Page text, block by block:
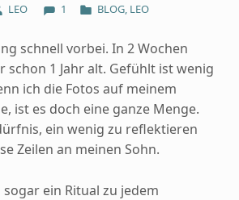
LEO 1 BLOG, LEO
schnell vorbei. In 2 Wochen
schon 1 Jahr alt. Gefühlt ist wenig
ich die Fotos auf meinem
ist es doch eine ganze Menge.
ein wenig zu reflektieren
Zeilen an meinen Sohn.
ein Ritual zu jedem